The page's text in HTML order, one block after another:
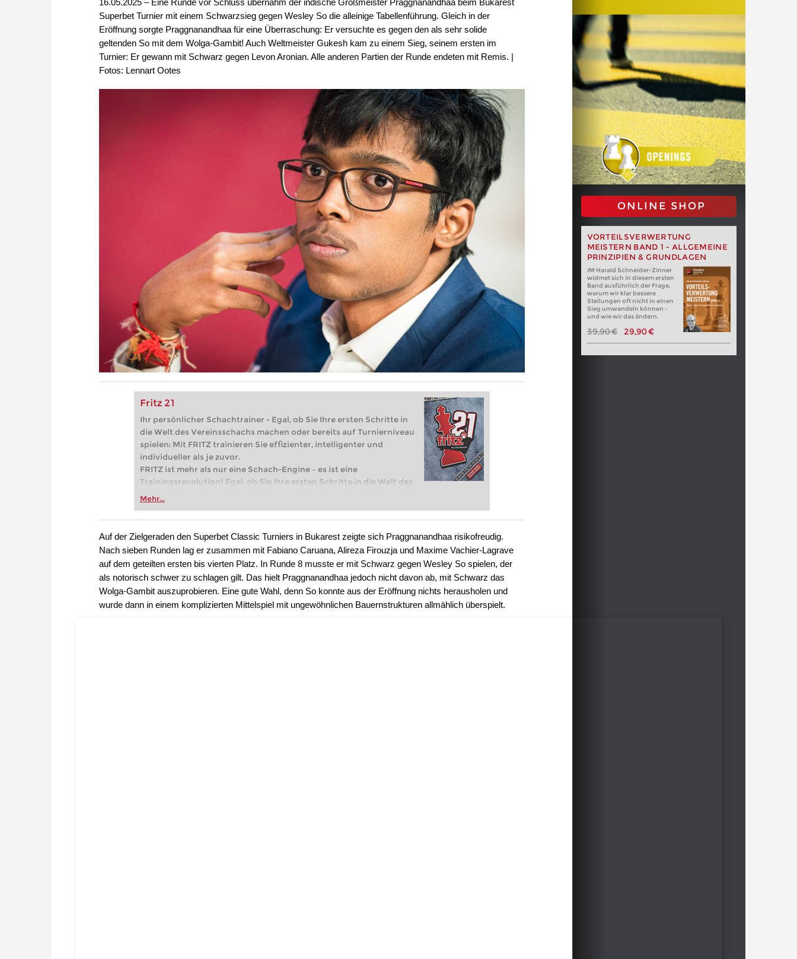
Superbet Turnier mit einem Schwarzsieg gegen Wesley So die alleinige Tabellenführung. Gleich in der
Eröffnung sorgte Praggnanandhaa für eine Überraschung: Er versuchte es gegen den als sehr solide
geltenden So mit dem Wolga-Gambit! Auch Weltmeister Gukesh kam zu einem Sieg, seinem ersten im
Turnier: Er gewann mit Schwarz gegen Levon Aronian. Alle anderen Partien der Runde endeten mit Remis. |
Fotos: Lennart Ootes
Fritz 21
Ihr persönlicher Schachtrainer - Egal, ob Sie Ihre ersten Schritte in
die Welt des Vereinsschachs machen oder bereits auf Turnierniveau
spielen: Mit FRITZ trainieren Sie effizienter, intelligenter und
individueller als je zuvor.
FRITZ ist mehr als nur eine Schach-Engine – es ist eine
Trainingsrevolution! Egal, ob Sie Ihre ersten Schritte in die Welt des
Vereinsschachs machen oder bereits auf Turnierniveau spielen: Mit
zuvor.
Mehr...
ONLINE SHOP
VORTEILSVERWERTUNG
MEISTERN BAND 1 - ALLGEMEINE
PRINZIPIEN & GRUNDLAGEN
IM Harald Schneider-Zinner
widmet sich in diesem ersten
Band ausführlich der Frage,
warum wir klar bessere
Stellungen oft nicht in einen
Sieg umwandeln können –
und wie wir das ändern.
39,90 € 29,90 €
Auf der Zielgeraden den Superbet Classic Turniers in Bukarest zeigte sich Praggnanandhaa risikofreudig.
Nach sieben Runden lag er zusammen mit Fabiano Caruana, Alireza Firouzja und Maxime Vachier-Lagrave
auf dem geteilten ersten bis vierten Platz. In Runde 8 musste er mit Schwarz gegen Wesley So spielen, der
als notorisch schwer zu schlagen gilt. Das hielt Praggnanandhaa jedoch nicht davon ab, mit Schwarz das
Wolga-Gambit auszuprobieren. Eine gute Wahl, denn So konnte aus der Eröffnung nichts herausholen und
wurde dann in einem komplizierten Mittelspiel mit ungewöhnlichen Bauernstrukturen allmählich überspielt.